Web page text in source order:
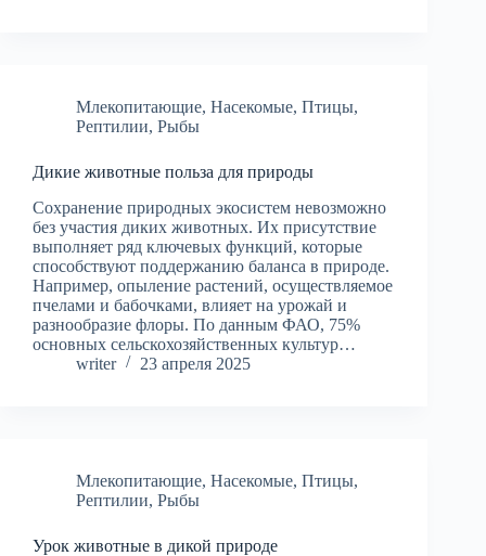
Млекопитающие, Насекомые, Птицы,
Рептилии, Рыбы
Дикие животные польза для природы
Сохранение природных экосистем невозможно
без участия диких животных. Их присутствие
выполняет ряд ключевых функций, которые
способствуют поддержанию баланса в природе.
Например, опыление растений, осуществляемое
пчелами и бабочками, влияет на урожай и
разнообразие флоры. По данным ФАО, 75%
основных сельскохозяйственных культур…
writer
23 апреля 2025
Млекопитающие, Насекомые, Птицы,
Рептилии, Рыбы
Урок животные в дикой природе